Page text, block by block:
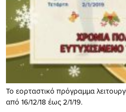
Το εορταστικό πρόγραμμα
από 16/12/18 έως 2/1/19.